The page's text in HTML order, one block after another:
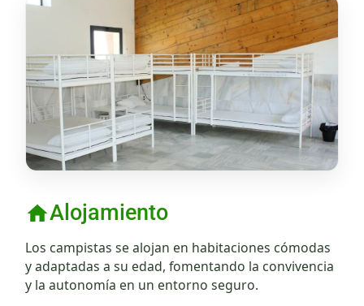
Alojamiento
Los campistas se alojan en habitaciones cómodas
y adaptadas a su edad, fomentando la convivencia
y la autonomía en un entorno seguro.